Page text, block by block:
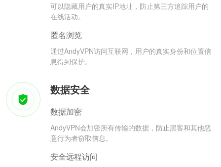
可以隐藏用户的真实IP地址，防止第三方追踪用户的
在线活动。
匿名浏览
通过AndyVPN访问互联网，用户的真实身份和位置信
息得到保护。
数据安全
数据加密
AndyVPN会加密所有传输的数据，防止黑客和其他恶
意行为者窃取信息。
安全远程访问